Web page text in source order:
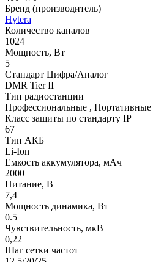
Бренд (производитель)
Hytera
Количество каналов
1024
Мощность, Вт
5
Стандарт Цифра/Аналог
DMR Tier II
Тип радиостанции
Профессиональные , Портативные
Класс защиты по стандарту IP
67
Тип АКБ
Li-Ion
Емкость аккумулятора, мАч
2000
Питание, В
7,4
Мощность динамика, Вт
0.5
Чувствительность, мкВ
0,22
Шаг сетки частот